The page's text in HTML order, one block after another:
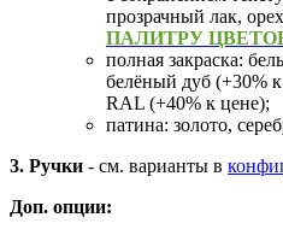
прозрачный лак,
ПАЛИТРУ
полная закраска:
белёный дуб (+30%
RAL (+40% к цене);
патина: золото,
3. Ручки - см. варианты в
Доп. опции: